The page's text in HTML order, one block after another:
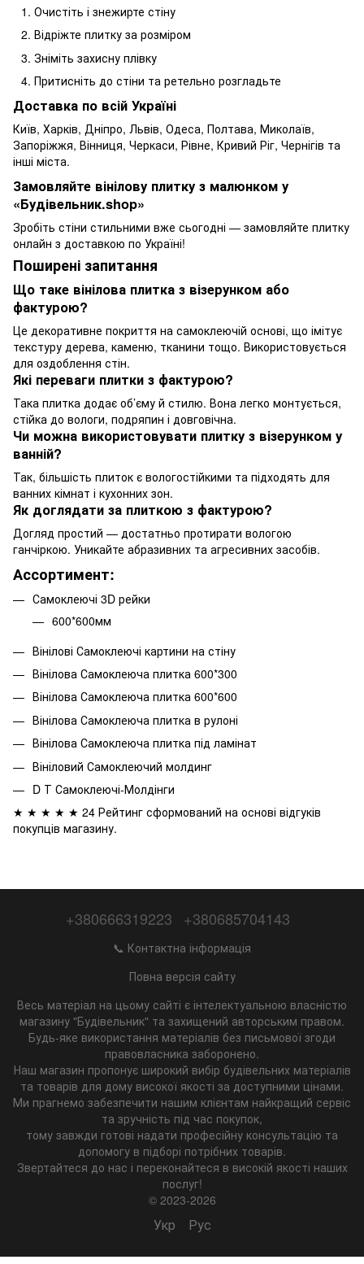
Очистіть і знежирте стіну
Відріжте плитку за розміром
Зніміть захисну плівку
Притисніть до стіни та ретельно розгладьте
Доставка по всій Україні
Київ, Харків, Дніпро, Львів, Одеса, Полтава, Миколаїв,
Запоріжжя, Вінниця, Черкаси, Рівне, Кривий Ріг, Чернігів та
інші міста.
Замовляйте вінілову плитку з малюнком у
«Будівельник.shop»
Зробіть стіни стильними вже сьогодні — замовляйте плитку
онлайн з доставкою по Україні!
Поширені запитання
Що таке вінілова плитка з візерунком або
фактурою?
Це декоративне покриття на самоклеючій основі, що імітує
текстуру дерева, каменю, тканини тощо. Використовується
для оздоблення стін.
Які переваги плитки з фактурою?
Така плитка додає об’єму й стилю. Вона легко монтується,
стійка до вологи, подряпин і довговічна.
Чи можна використовувати плитку з візерунком у
ванній?
Так, більшість плиток є вологостійкими та підходять для
ванних кімнат і кухонних зон.
Як доглядати за плиткою з фактурою?
Догляд простий — достатньо протирати вологою
ганчіркою. Уникайте абразивних та агресивних засобів.
Ассортимент:
Самоклеючі 3D рейки
600*600мм
Вінілові Самоклеючі картини на стіну
Вінілова Самоклеюча плитка 600*300
Вінілова Самоклеюча плитка 600*600
Вінілова Самоклеюча плитка в рулоні
Вінілова Самоклеюча плитка під ламінат
Вініловий Самоклеючий молдинг
D Т Самоклеючі-Молдінги
★ ★ ★ ★ ★ 24 Рейтинг сформований на основі відгуків
покупців магазину.
+380666319223 +380685704143
📞 Контактна інформація
Повна версія сайту
Весь матеріал на цьому сайті є інтелектуальною власністю
магазину "Будівельник" та захищений авторським правом.
Будь-яке використання матеріалів без письмової згоди
правовласника заборонено.
Наш магазин пропонує широкий вибір будівельних матеріалів
та товарів для дому високої якості за доступними цінами.
Ми прагнемо забезпечити нашим клієнтам найкращий сервіс
та зручність під час покупок,
тому завжди готові надати професійну консультацію та
допомогу в підборі потрібних товарів.
Звертайтеся до нас і переконайтеся в високій якості наших
послуг!
© 2023-2026
Укр Рус